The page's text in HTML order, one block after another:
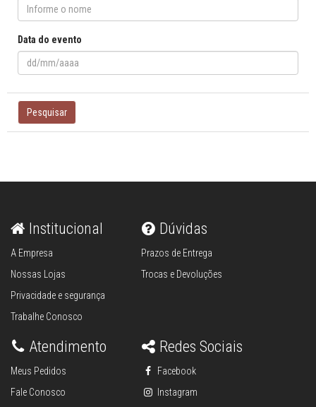
Data do evento
Pesquisar
Institucional
A Empresa
Nossas Lojas
Privacidade e segurança
Trabalhe Conosco
Dúvidas
Prazos de Entrega
Trocas e Devoluções
Atendimento
Meus Pedidos
Fale Conosco
Redes Sociais
Facebook
Instagram